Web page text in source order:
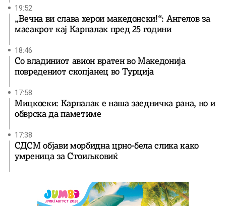
19:52
„Вечна ви слава херои македонски!“: Ангелов за
масакрот кај Карпалак пред 25 години
18:46
Со владиниот авион вратен во Македонија
повредениот скопјанец во Турција
17:58
Мицкоски: Карпалак е наша заедничка рана, но и
обврска да паметиме
17:38
СДСМ објави морбидна црно-бела слика како
умреница за Стоиљковиќ